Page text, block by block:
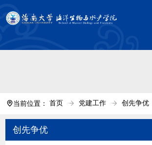
中国·tyc7111cc太阳(集团)官方
当前位置：首页 党建工作 创先争优
创先争优